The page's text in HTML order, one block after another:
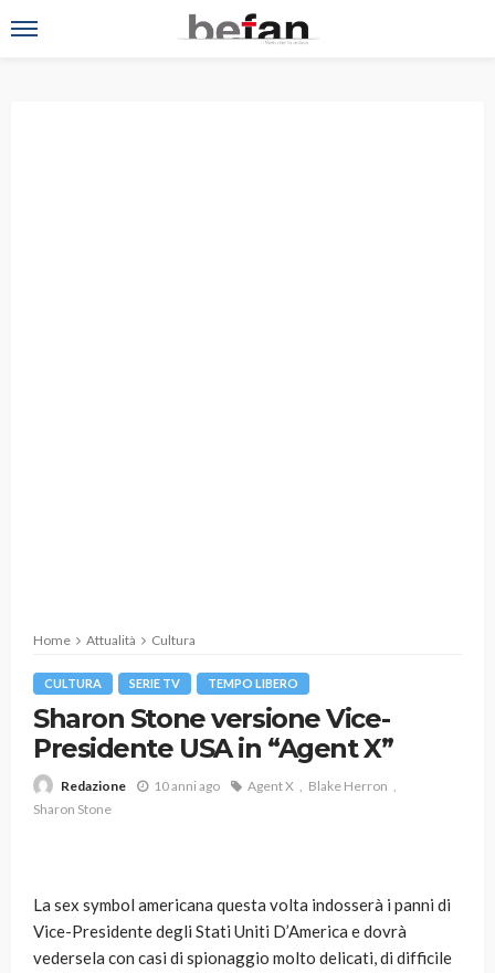
Home Attualità Cultura
CULTURA SERIE TV TEMPO LIBERO
Sharon Stone versione Vice-
Presidente USA in “Agent X”
Redazione 10 anni ago Agent X
Blake Herron
Sharon Stone
La sex symbol americana questa volta indosserà i panni di
Vice-Presidente degli Stati Uniti D’America e dovrà
vedersela con casi di spionaggio molto delicati, di difficile